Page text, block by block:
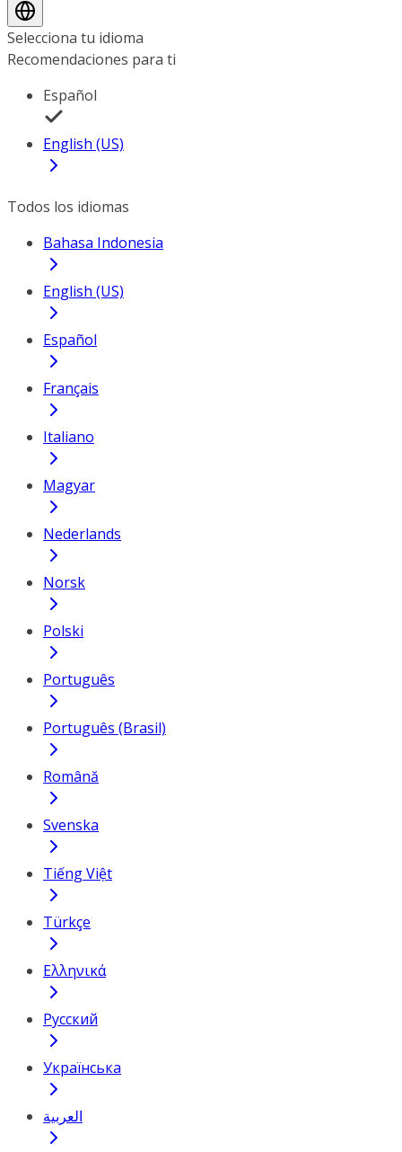
Selecciona tu idioma
Recomendaciones para ti
Español
English (US)
Todos los idiomas
Bahasa Indonesia
English (US)
Español
Français
Italiano
Magyar
Nederlands
Norsk
Polski
Português
Português (Brasil)
Română
Svenska
Tiếng Việt
Türkçe
Ελληνικά
Русский
Українська
العربية